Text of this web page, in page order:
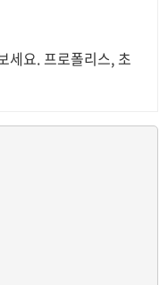
세요. 프로폴리스, 초